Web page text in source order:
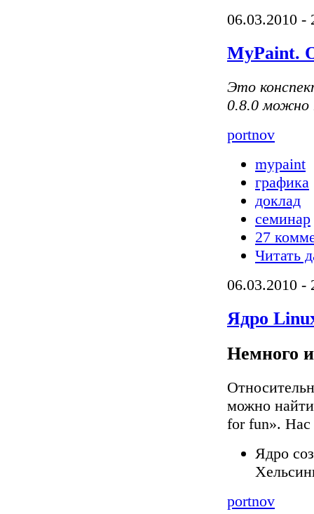
06.03.2010 -
MyPaint.
Это
0.8.0
portnov
mypaint
графика
доклад
семинар
27
Читать
06.03.2010 -
Ядро
Немного
можно найти
for fun».
Ядро
portnov